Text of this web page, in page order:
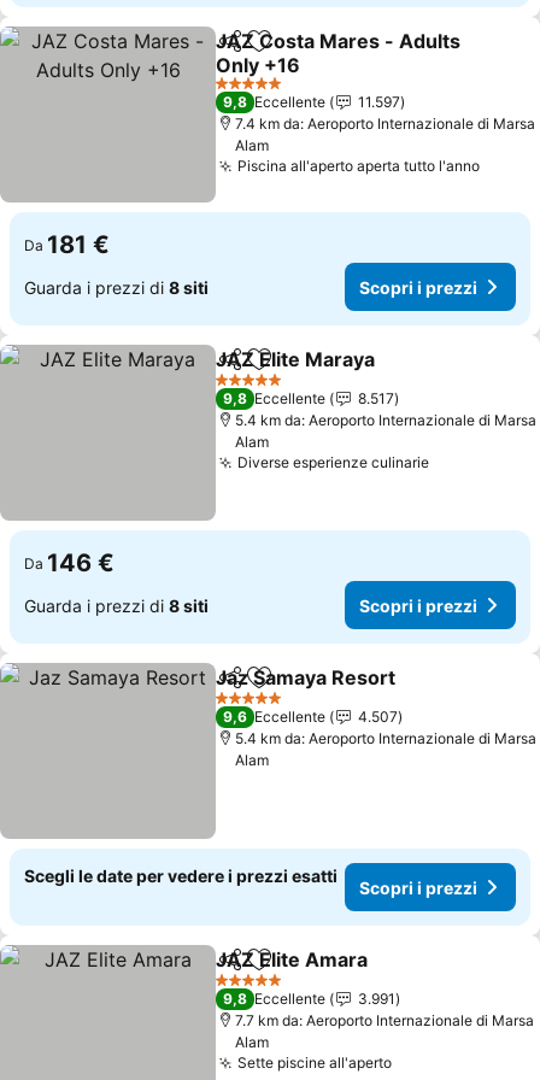
CondividiAggiungi ai preferiti
JAZ Costa Mares - Adults
Only +16
Scopri i prezzi
5 Stelle
9,8 Eccellente
11.597
7.4 km da: Aeroporto Internazionale di Marsa
Alam
Piscina all'aperto aperta tutto l'anno
Da 181 €
Guarda i prezzi di 8 siti Scopri i prezzi
CondividiAggiungi ai preferiti
JAZ Elite Maraya
5 Stelle
9,8 Eccellente
8.517
5.4 km da: Aeroporto Internazionale di Marsa
Alam
Diverse esperienze culinarieScopri i
Da 146 €
Guarda i prezzi di 8 siti Scopri i prezzi
CondividiAggiungi ai preferiti
Jaz Samaya Resort
5 Stelle
9,6 Eccellente
4.507
5.4 km da: Aeroporto Internazionale di Marsa
Alam
Scegli le date per vedere i prezzi esatti
Scopri i prezzi
CondividiAggiungi ai preferiti
JAZ Elite Amara
5 Stelle
9,8 Eccellente
3.991
7.7 km da: Aeroporto Internazionale di Marsa
Alam
Sette piscine all'apertoScopri i prezzi